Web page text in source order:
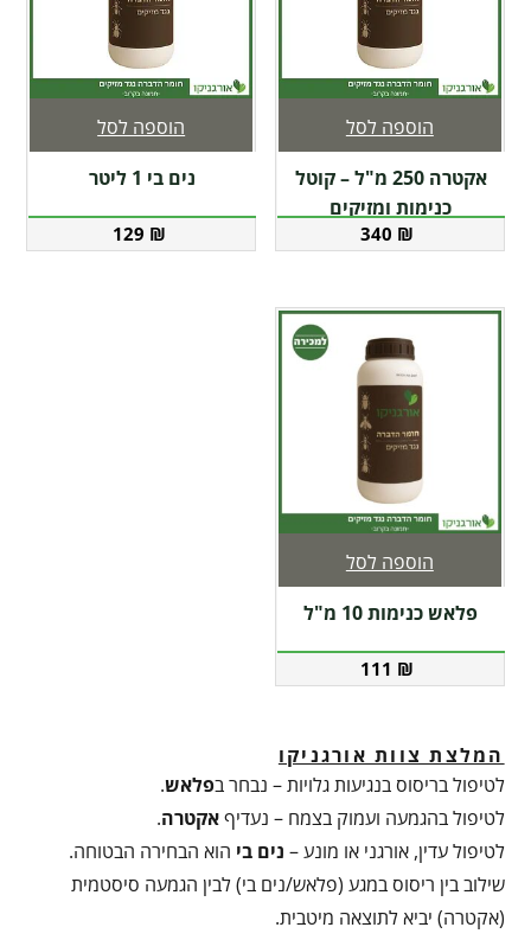
אקטרה 250 מ"ל – קוטל
כנימות ומזיקים
340 ₪
הוספה לסל
נים בי 1 ליטר
129 ₪
הוספה לסל
פלאש כנימות 10 מ"ל
111 ₪
הוספה לסל
המלצת צוות אורגניקו
לטיפול בריסוס בנגיעות גלויות – נבחר בפלאש.
לטיפול בהגמעה ועמוק בצמח – נעדיףאקטרה.
לטיפול עדין, אורגני או מונע – נים בי הוא הבחירה הבטוחה.
שילוב בין ריסוס במגע (פלאש/נים בי) לבין הגמעה סיסטמית
(אקטרה) יביא לתוצאה מיטבית.